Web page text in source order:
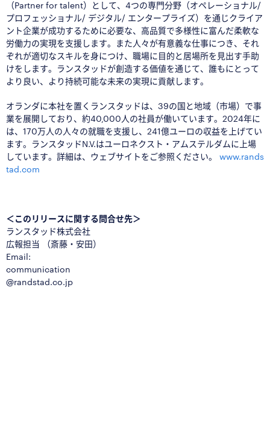
（Partner for talent）として、4つの専門分野（オペレーショナル/
プロフェッショナル/ デジタル/ エンタープライズ）を通じクライア
ント企業が成功するために必要な、高品質で多様性に富んだ柔軟な
労働力の実現を支援します。また人々が有意義な仕事につき、それ
ぞれが適切なスキルを身につけ、職場に目的と居場所を見出す手助
けをします。ランスタッドが創造する価値を通じて、誰もにとって
より良い、より持続可能な未来の実現に貢献します。
オランダに本社を置くランスタッドは、39の国と地域（市場）で事
業を展開しており、約40,000人の社員が働いています。2024年に
は、170万人の人々の就職を支援し、241億ユーロの収益を上げてい
ます。ランスタッドN.V.はユーロネクスト・アムステルダムに上場
しています。詳細は、ウェブサイトをご参照ください。 www.rands
tad.com
＜このリリースに関する問合せ先＞
ランスタッド株式会社
広報担当 （斎藤・安田）
Email:
communication
@randstad.co.jp